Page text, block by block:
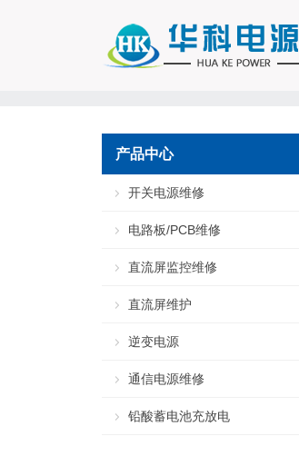
产品中心
开关电源维修
电路板/PCB维修
直流屏监控维修
直流屏维护
逆变电源
通信电源维修
铅酸蓄电池充放电